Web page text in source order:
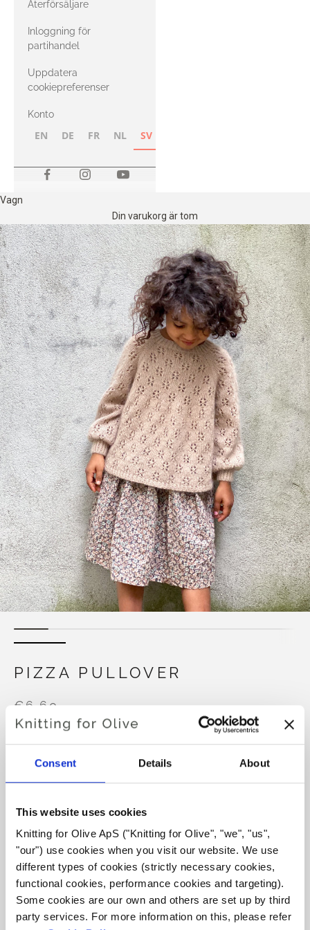
Consent Details About
This website uses cookies
Knitting for Olive ApS ("Knitting for Olive", "we", "us",
"our") use cookies when you visit our website. We use
different types of cookies (strictly necessary cookies,
functional cookies, performance cookies and targeting).
Some cookies are our own and others are set up by third
party services. For more information on this, please refer
med Heavy
Merino
Återförsäljare
Inloggning för
partihandel
Uppdatera
cookiepreferenser
Konto
EN DE FR NL SV
Vagn
Din varukorg är tom
PIZZA PULLOVER
€6,60
SPRÅKET
Köp av garn?
JAG SKULLE VILJA KÖPA GARN TILL MÖNSTRET
1 ÅR 2 ÅR 4 ÅR 6 ÅR 8 ÅR